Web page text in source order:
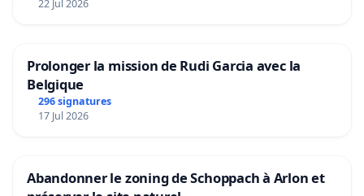
22 Jul 2026
Prolonger la mission de Rudi Garcia avec la
Belgique
296 signatures
17 Jul 2026
Abandonner le zoning de Schoppach à Arlon et